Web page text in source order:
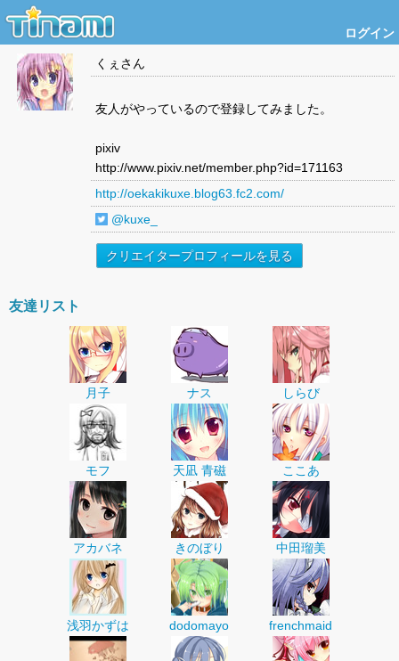
ログイン
くぇ さん
友人がやっているので登録してみました。
pixiv
http://www.pixiv.net/member.php?id=171163
http://oekakikuxe.blog63.fc2.com/
@kuxe_
クリエイタープロフィールを見る
友達リスト
月子 ナス しらび
モフ 天凪 青磁 ここあ
アカバネ きのぼり 中田瑠美
浅羽かずは dodomayo frenchmaid